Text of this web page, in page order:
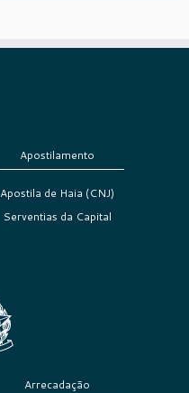
Apostilamento
Apostila de Haia (CNJ)
Serventias da Capital
Arrecadação